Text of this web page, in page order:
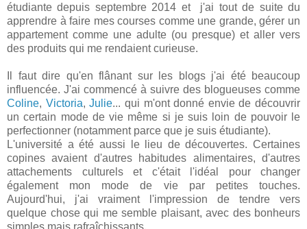
étudiante depuis septembre 2014 et j'ai tout de suite du
apprendre à faire mes courses comme une grande, gérer un
appartement comme une adulte (ou presque) et aller vers
des produits qui me rendaient curieuse.
Il faut dire qu'en flânant sur les blogs j'ai été beaucoup
influencée. J'ai commencé à suivre des blogueuses comme
Coline, Victoria,Julie... qui m'ont donné envie de découvrir
un certain mode de vie même si je suis loin de pouvoir le
perfectionner (notamment parce que je suis étudiante).
L'université a été aussi le lieu de découvertes. Certaines
copines avaient d'autres habitudes alimentaires, d'autres
attachements culturels et c'était l'idéal pour changer
également mon mode de vie par petites touches.
Aujourd'hui, j'ai vraiment l'impression de tendre vers
quelque chose qui me semble plaisant, avec des bonheurs
simples mais rafraîchissants.